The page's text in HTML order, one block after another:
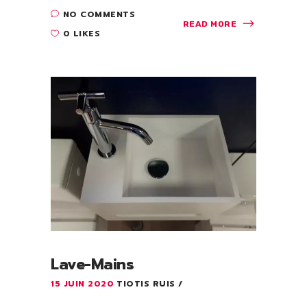
NO COMMENTS
0 LIKES
READ MORE
Lave-Mains
15 JUIN 2020 TIOTIS RUIS